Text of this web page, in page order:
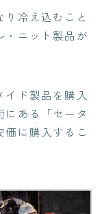
冷え込むこと
・ニット製品が
ド製品を購入
ある「セータ
に購入するこ